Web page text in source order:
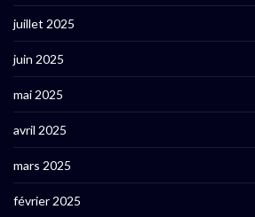
juillet 2025
juin 2025
mai 2025
avril 2025
mars 2025
février 2025